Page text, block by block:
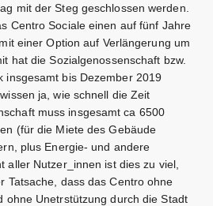
mit der Steg geschlossen werden.
Centro Sociale einen auf fünf Jahre
einer Option auf Verlängerung um
hat die Sozialgenossenschaft bzw.
insgesamt bis Dezember 2019
ja, wie schnell die Zeit
muss insgesamt ca 6500
(für die Miete des Gebäude
plus Energie- und andere
aller Nutzer_innen ist dies zu viel,
Tatsache, dass das Centro ohne
ohne Unetrstützung durch die Stadt